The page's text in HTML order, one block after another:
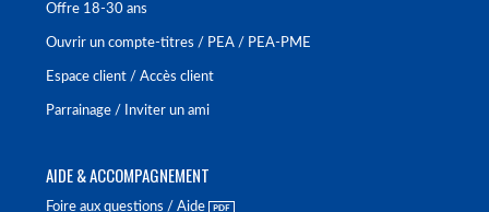
Offre 18-30 ans
Ouvrir un compte-titres / PEA / PEA-PME
Espace client / Accès client
Parrainage / Inviter un ami
AIDE & ACCOMPAGNEMENT
Foire aux questions / Aide